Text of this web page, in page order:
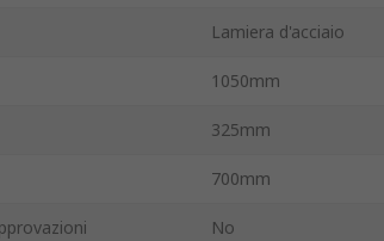
Lamiera d'acciaio
1050mm
325mm
700mm
No